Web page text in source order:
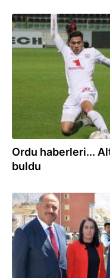
26.10.2022
Ordu haberleri...
buldu
07.09.2022